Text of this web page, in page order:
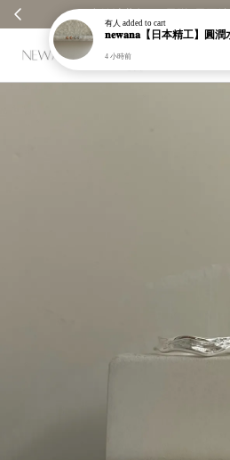
✨ 全館消費每100元贈1元回
有人 added to cart
4 小時前